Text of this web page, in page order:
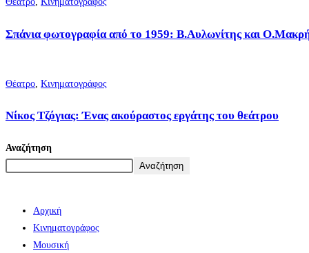
Σπάνια φωτογραφία από το 1959: Β.Αυλωνίτης και
Θέατρο Κινηματογράφος
Νίκος Τζόγιας: Ένας ακούραστος εργάτης του θεάτρου
Αναζήτηση
Αναζήτηση
Αρχική
Κινηματογράφος
Μουσική